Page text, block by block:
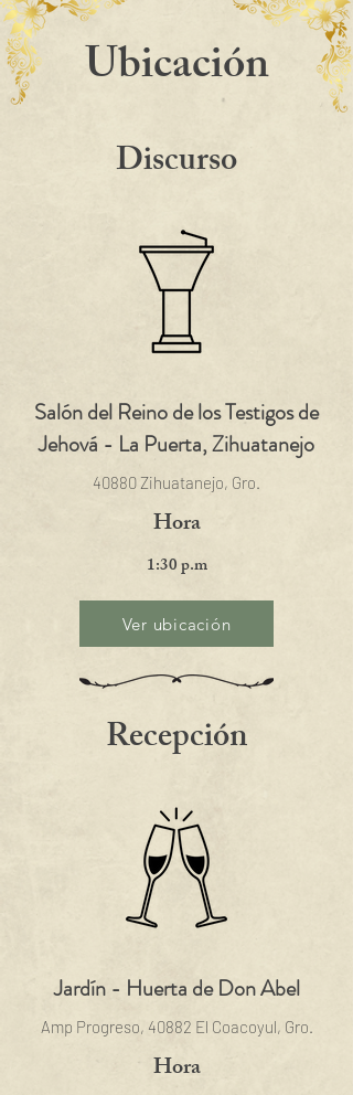
Ubicación
Discurso
Salón del Reino de los Testigos de
Jehová - La Puerta, Zihuatanejo
40880 Zihuatanejo, Gro.
Hora
1:30 p.m
Ver ubicación
Recepción
Jardín - Huerta de Don Abel
Amp Progreso, 40882 El Coacoyul, Gro.
Hora